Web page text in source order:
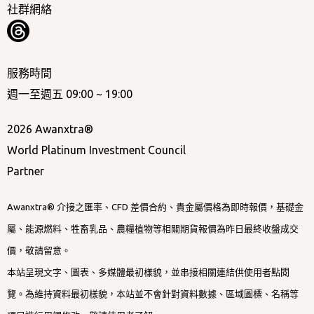
社群網絡
服務時間
週一至週五 09:00 ~ 19:00
2026 Awanxtra®
World Platinum Investment Council
Partner
Awanxtra® 介接之匯率、CFD 差價合約、貴金屬價格為即時報價，基礎金
屬、能源燃料、牲畜乳品、農糧植物等相關期貨報價為昨日最終收盤成交
價，敬請留意。
本站呈現文字、圖表、多媒體最初樣貌，並串接相關連結供使用者點閱
覽。為維持資料最初樣貌，本站並不會針對資料數據、區域圖標、名稱等